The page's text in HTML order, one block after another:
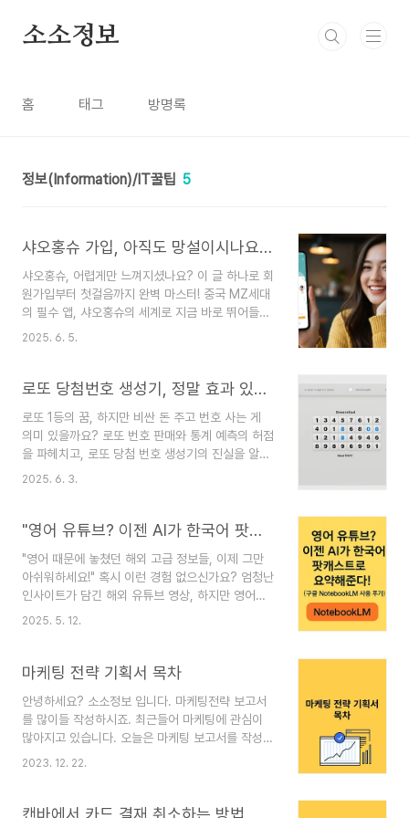
소소정보
홈 태그 방명록
정보(Information)/IT꿀팁 5
샤오홍슈 가입, 아직도 망설이시나요? 초간단 가이드 A to Z!
샤오홍슈, 어렵게만 느껴지셨나요? 이 글 하나로 회
원가입부터 첫걸음까지 완벽 마스터! 중국 MZ세대
의 필수 앱, 샤오홍슈의 세계로 지금 바로 뛰어들어
보세요. 복잡할 것 같지만 생각보다 훨씬 간단하답
书)'라는 이름, 한 번쯤은 들어보셨을 거예요. 😊
라이프스타일 등 다양한 분야에서 막강한 영향력을
자랑하는데요. 막상 앱을 켜보면 온통 중국어라 "이
거 나도 할 수 있을까?" 하고 시작부터 망설여지셨
죠? 저도 처음엔 그랬답니다!하지만 걱정 마세요!
쉽게 ..
2025. 6. 5.
로또 당첨번호 생성기, 정말 효과 있을까? (작동 원리 포함)
로또 1등의 꿈, 하지만 비싼 돈 주고 번호 사는 게
의미 있을까요? 로또 번호 판매와 통계 예측의 허점
을 파헤치고, 로또 당첨 번호 생성기의 진실을 알려
드립니다. 현명하게 로또를 즐기는 방법을 알아보세
요? 😊 저 역시 가끔 소소한 희망을 품고 로또를 구
해 준다는 곳이 있지 않을까?', '통계적으로 유리한
번호는 없을까?' 하는 궁금증이 생기기도 하죠. 하
지만 정말 그런 방법이 효과가 있을까요? 오늘 그
궁금증을 속 시원하게 풀어드리겠습니다.유료 로또
유..
2025. 6. 3.
"영어 유튜브? 이젠 AI가 한국어 팟캐스트로 요약해준다! (구글 NotebookLM 사용 후기)"
"영어 때문에 놓쳤던 해외 고급 정보들, 이제 그만
아쉬워하세요!" 혹시 이런 경험 없으신가요? 엄청난
인사이트가 담긴 해외 유튜브 영상, 하지만 영어의
장벽 앞에서 한숨만 쉬거나, 한국어 자막을 찾아 헤
자니 엄두가 안 나고, 요약본만 보자니 핵심을 놓칠
서 DELETE 하셔도 좋습니다! 구글의 AI가 또 한 번
일을 냈거든요. 마치 SF 영화처럼, 해외 유튜브 링
크 하나만 있으면 영어 영상을 한국어 오디오 콘텐
츠, 그것도 마치 팟캐스트처럼 자연스럽게 만들어주
2025. 5. 12.
마케팅 전략 기획서 목차
안녕하세요? 소소정보 입니다. 마케팅전략 보고서
를 많이들 작성하시죠. 최근들어 마케팅에 관심이
많아지고 있습니다. 오늘은 마케팅 보고서를 작성할
때 목차들을 알아보고자 합니다. 마케팅 전략 기획
장조사를 한다는 것을 알수 있네요. 그리고 시장조
2023. 12. 22.
캔바에서 카드 결재 취소하는 방법